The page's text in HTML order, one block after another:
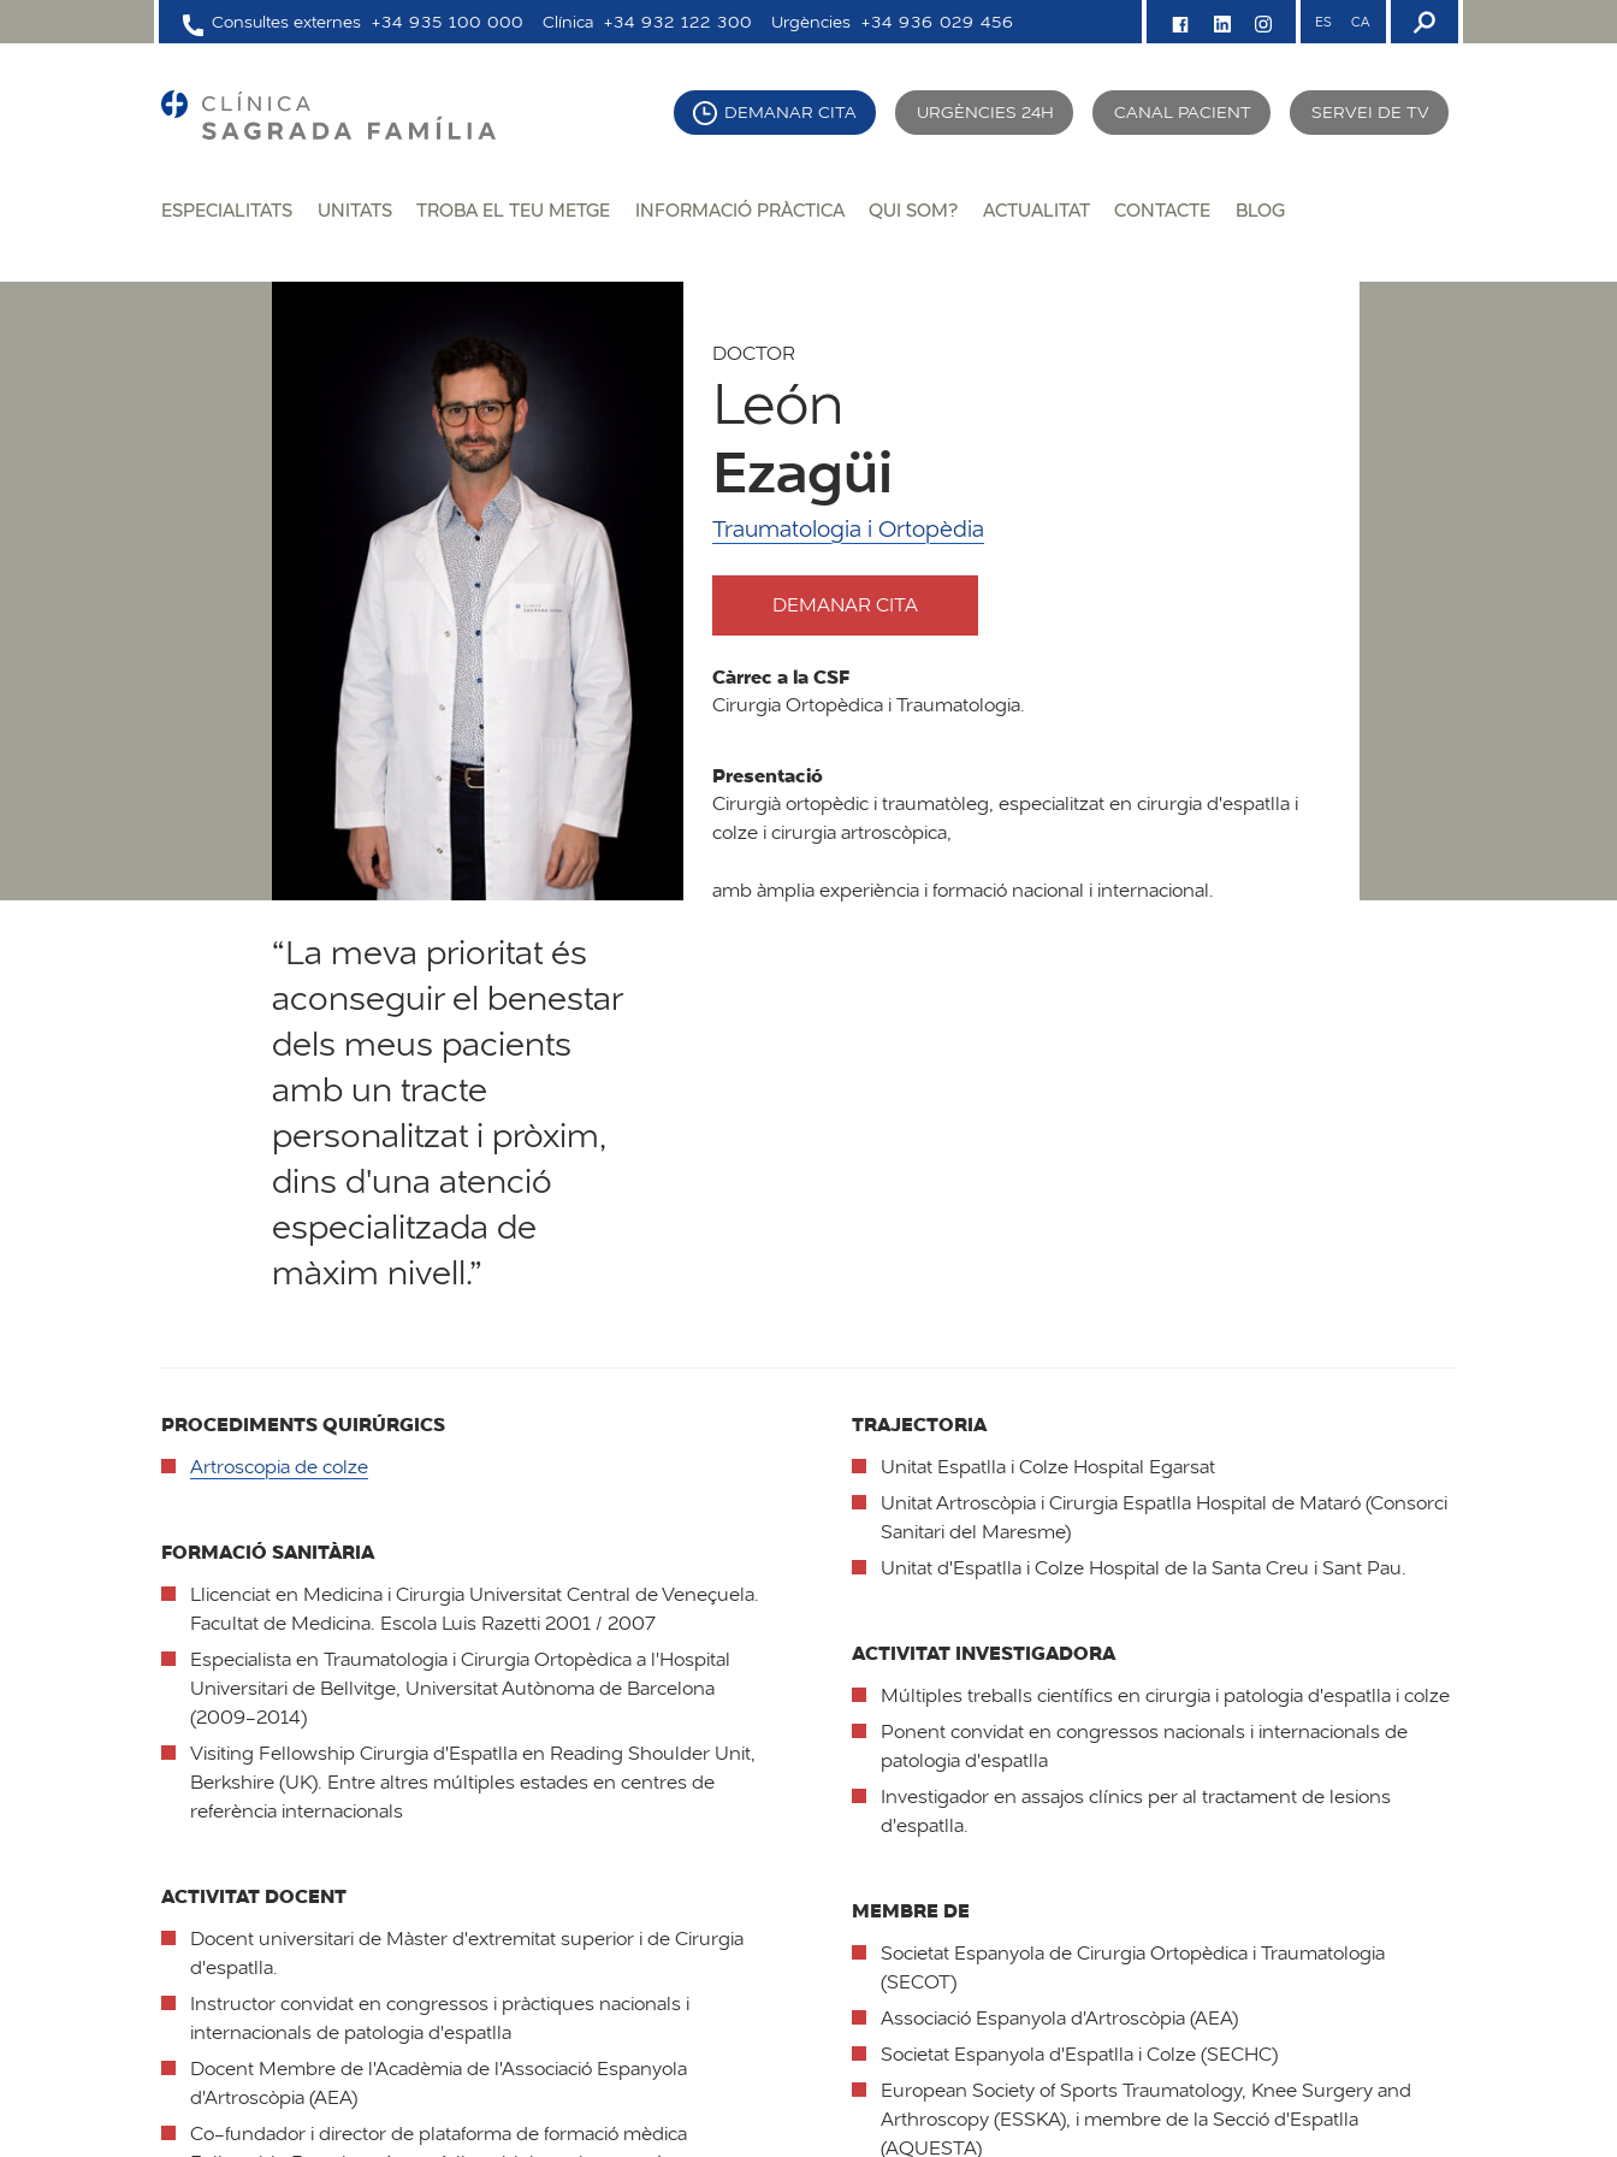
Consultes externes +34 935 100 000 Clínica +34 932 122 300 Urgències +34 936 029 456 ES CA
DEMANAR CITA URGÈNCIES 24H CANAL PACIENT SERVEI DE TV
ESPECIALITATS UNITATS TROBA EL TEU METGE INFORMACIÓ PRÀCTICA QUI SOM? ACTUALITAT CONTACTE BLOG
DOCTOR
León
Ezagüi
Traumatologia i Ortopèdia
DEMANAR CITA
DOCTOR
Càrrec a la CSF
Cirurgia Ortopèdica i Traumatologia.
Presentació
Cirurgià ortopèdic i traumatòleg, especialitzat en cirurgia d'espatlla i
colze i cirurgia artroscòpica,
amb àmplia experiència i formació nacional i internacional.
“La meva prioritat és
aconseguir el benestar
dels meus pacients
amb un tracte
personalitzat i pròxim,
dins d'una atenció
especialitzada de
màxim nivell.”
PROCEDIMENTS QUIRÚRGICS
Artroscopia de colze
FORMACIÓ SANITÀRIA
Llicenciat en Medicina i Cirurgia Universitat Central de Veneçuela.
Facultat de Medicina. Escola Luis Razetti 2001 / 2007
Especialista en Traumatologia i Cirurgia Ortopèdica a l'Hospital
Universitari de Bellvitge, Universitat Autònoma de Barcelona
(2009-2014)
Visiting Fellowship Cirurgia d'Espatlla en Reading Shoulder Unit,
Berkshire (UK). Entre altres múltiples estades en centres de
referència internacionals
ACTIVITAT DOCENT
Docent universitari de Màster d'extremitat superior i de Cirurgia
d'espatlla.
Instructor convidat en congressos i pràctiques nacionals i
internacionals de patologia d'espatlla
Docent Membre de l'Acadèmia de l'Associació Espanyola
d'Artroscòpia (AEA)
Co-fundador i director de plataforma de formació mèdica
TRAJECTORIA
Unitat Espatlla i Colze Hospital Egarsat
Unitat Artroscòpia i Cirurgia Espatlla Hospital de Mataró (Consorci
Sanitari del Maresme)
Unitat d'Espatlla i Colze Hospital de la Santa Creu i Sant Pau.
ACTIVITAT INVESTIGADORA
Múltiples treballs científics en cirurgia i patologia d'espatlla i colze
Ponent convidat en congressos nacionals i internacionals de
patologia d'espatlla
Investigador en assajos clínics per al tractament de lesions
d'espatlla.
MEMBRE DE
Societat Espanyola de Cirurgia Ortopèdica i Traumatologia
(SECOT)
Associació Espanyola d'Artroscòpia (AEA)
Societat Espanyola d'Espatlla i Colze (SECHC)
European Society of Sports Traumatology, Knee Surgery and
Arthroscopy (ESSKA), i membre de la Secció d'Espatlla
(AQUESTA)